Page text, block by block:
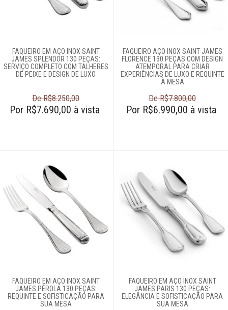
996588122
FAQUEIRO EM AÇO INOX SAINT
JAMES SPLENDOR 130 PEÇAS:
SERVIÇO COMPLETO COM TALHERES
DE PEIXE E DESIGN DE LUXO
De R$8.250,00
Por R$7.690,00 à vista
FAQUEIRO AÇO INOX SAINT JAMES
FLORENCE 130 PEÇAS COM DESIGN
ATEMPORAL PARA CRIAR
EXPERIÊNCIAS DE LUXO E REQUINTE
À MESA
De R$7.800,00
Por R$6.990,00 à vista
FAQUEIRO EM AÇO INOX SAINT
JAMES PÉROLA 130 PEÇAS:
REQUINTE E SOFISTICAÇÃO PARA
SUA MESA
FAQUEIRO EM AÇO INOX SAINT
JAMES PARIS 130 PEÇAS:
ELEGÂNCIA E SOFISTICAÇÃO PARA
SUA MESA